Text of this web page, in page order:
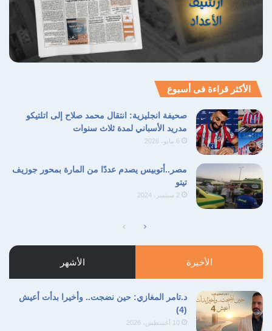
الأكثر قراءة فى أسبوع
صحيفة انجليزية: انتقال محمد صلاح إلى اتلتيكو
مدريد الأسباني لمدة ثلاث سنوات
6 مايو، 2026
مصر..أتوبيس يصدم عددًا من المارة بمحور جوزيف
تيتو
2 سبتمبر، 2024
الصفحة
السابقة
الصفحة
التالية
الأخيرة الأشهر
د.تامر المغازي: حين نضجت.. وأخيرا بدأت أعيش
(4)
10 أغسطس، 2026